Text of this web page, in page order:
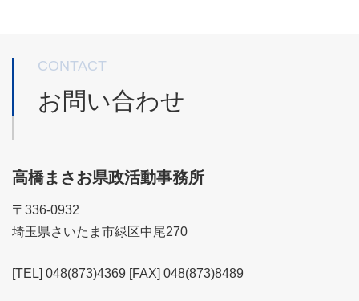
CONTACT
お問い合わせ
高橋まさお県政活動事務所
〒336-0932
埼玉県さいたま市緑区中尾270
[TEL] 048(873)4369 [FAX] 048(873)8489